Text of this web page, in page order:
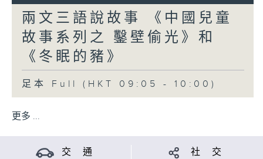
兩文三語說故事 《中國兒童
故事系列之 鑿壁偷光》和
《冬眠的豬》
足本 Full (HKT 09:05 - 10:00)
更多 ...
交 通 社 交